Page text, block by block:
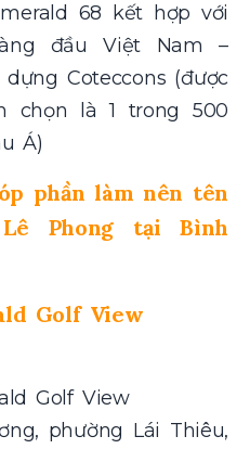
68 kết hợp với
đầu Việt Nam –
dựng Coteccons (được
chọn là 1 trong 500
Á)
phần làm nên tên
Phong tại Bình
Golf View
Golf View
phường Lái Thiêu,